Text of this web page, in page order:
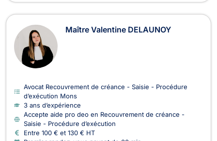
Maître Valentine DELAUNOY
Avocat Recouvrement de créance - Saisie - Procédure
d’exécution Mons
3 ans d’expérience
Accepte aide pro deo en Recouvrement de créance -
Saisie - Procédure d’exécution
Entre 100 € et 130 € HT